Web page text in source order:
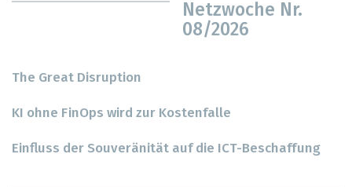
Netzwoche Nr.
08/2026
The Great Disruption
KI ohne FinOps wird zur Kostenfalle
Einfluss der Souveränität auf die ICT-Beschaffung